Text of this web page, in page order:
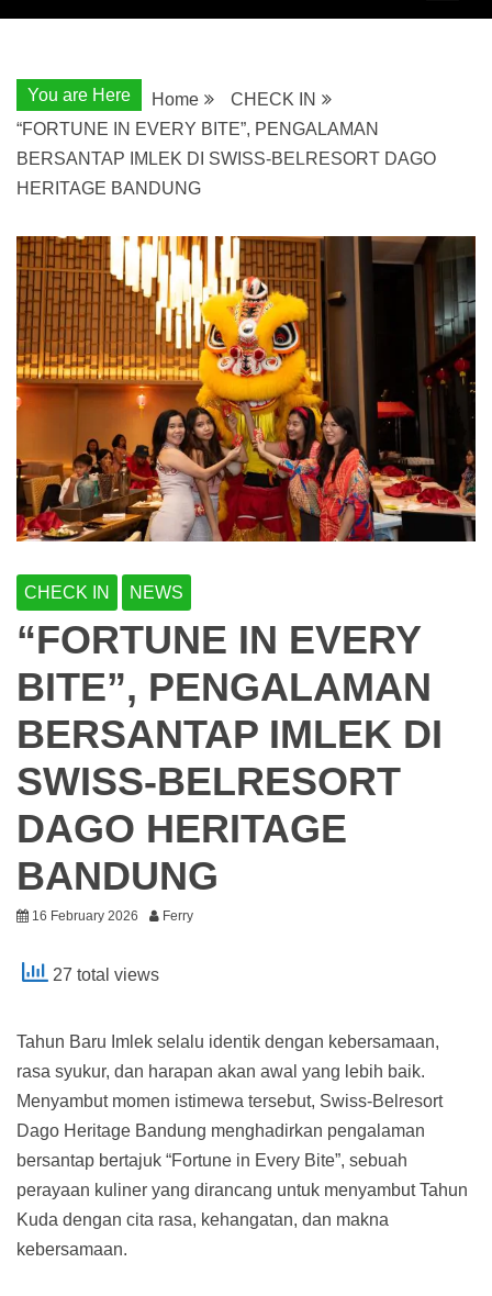
You are Here Home
CHECK IN
“FORTUNE IN EVERY BITE”, PENGALAMAN
BERSANTAP IMLEK DI SWISS-BELRESORT DAGO
HERITAGE BANDUNG
CHECK IN NEWS
“FORTUNE IN EVERY
BITE”, PENGALAMAN
BERSANTAP IMLEK DI
SWISS-BELRESORT
DAGO HERITAGE
BANDUNG
16 February 2026 Ferry
27 total views
Tahun Baru Imlek selalu identik dengan kebersamaan,
rasa syukur, dan harapan akan awal yang lebih baik.
Menyambut momen istimewa tersebut, Swiss-Belresort
Dago Heritage Bandung menghadirkan pengalaman
bersantap bertajuk “Fortune in Every Bite”, sebuah
perayaan kuliner yang dirancang untuk menyambut Tahun
Kuda dengan cita rasa, kehangatan, dan makna
kebersamaan.